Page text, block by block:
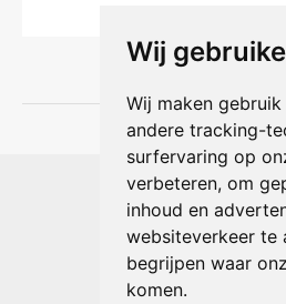
Wij
Wij maken
andere tracking-
surfervaring op
verbeteren, om
inhoud en
websiteverkeer te
begrijpen waar
komen.
Shophouse
Max
6716 BE Ede,
Telefoon:
E-mail:
Geopend: ma t/m vr